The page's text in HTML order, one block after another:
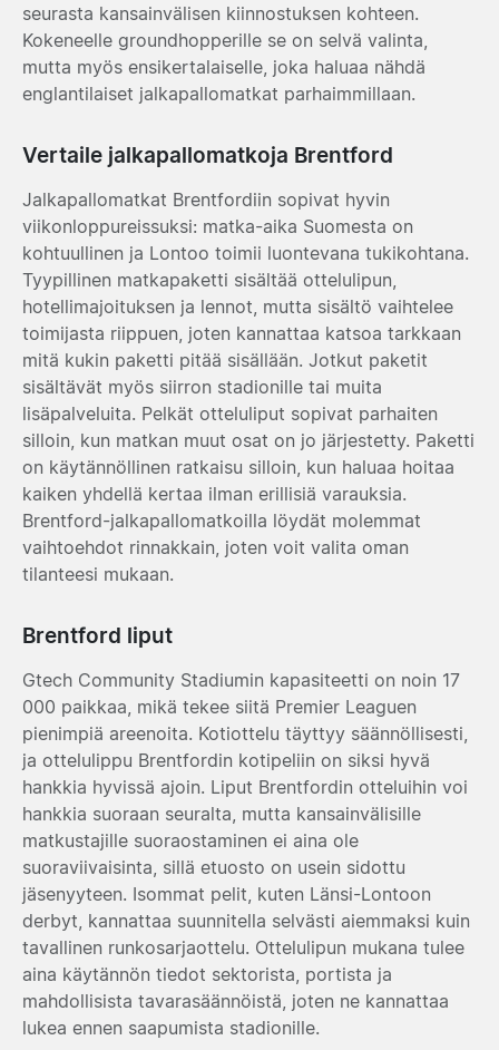
seurasta kansainvälisen kiinnostuksen kohteen.
Kokeneelle groundhopperille se on selvä valinta,
mutta myös ensikertalaiselle, joka haluaa nähdä
englantilaiset jalkapallomatkat parhaimmillaan.
Vertaile jalkapallomatkoja Brentford
Jalkapallomatkat Brentfordiin sopivat hyvin
viikonloppureissuksi: matka-aika Suomesta on
kohtuullinen ja Lontoo toimii luontevana tukikohtana.
Tyypillinen matkapaketti sisältää ottelulipun,
hotellimajoituksen ja lennot, mutta sisältö vaihtelee
toimijasta riippuen, joten kannattaa katsoa tarkkaan
mitä kukin paketti pitää sisällään. Jotkut paketit
sisältävät myös siirron stadionille tai muita
lisäpalveluita. Pelkät otteluliput sopivat parhaiten
silloin, kun matkan muut osat on jo järjestetty. Paketti
on käytännöllinen ratkaisu silloin, kun haluaa hoitaa
kaiken yhdellä kertaa ilman erillisiä varauksia.
Brentford-jalkapallomatkoilla löydät molemmat
vaihtoehdot rinnakkain, joten voit valita oman
tilanteesi mukaan.
Brentford liput
Gtech Community Stadiumin kapasiteetti on noin 17
000 paikkaa, mikä tekee siitä Premier Leaguen
pienimpiä areenoita. Kotiottelu täyttyy säännöllisesti,
ja ottelulippu Brentfordin kotipeliin on siksi hyvä
hankkia hyvissä ajoin. Liput Brentfordin otteluihin voi
hankkia suoraan seuralta, mutta kansainvälisille
matkustajille suoraostaminen ei aina ole
suoraviivaisinta, sillä etuosto on usein sidottu
jäsenyyteen. Isommat pelit, kuten Länsi-Lontoon
derbyt, kannattaa suunnitella selvästi aiemmaksi kuin
tavallinen runkosarjaottelu. Ottelulipun mukana tulee
aina käytännön tiedot sektorista, portista ja
mahdollisista tavarasäännöistä, joten ne kannattaa
lukea ennen saapumista stadionille.